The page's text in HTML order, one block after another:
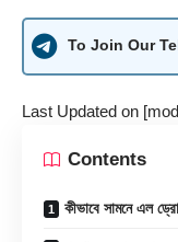
To Join Our
Last Updated on
Contents
কীভাবে সামনে